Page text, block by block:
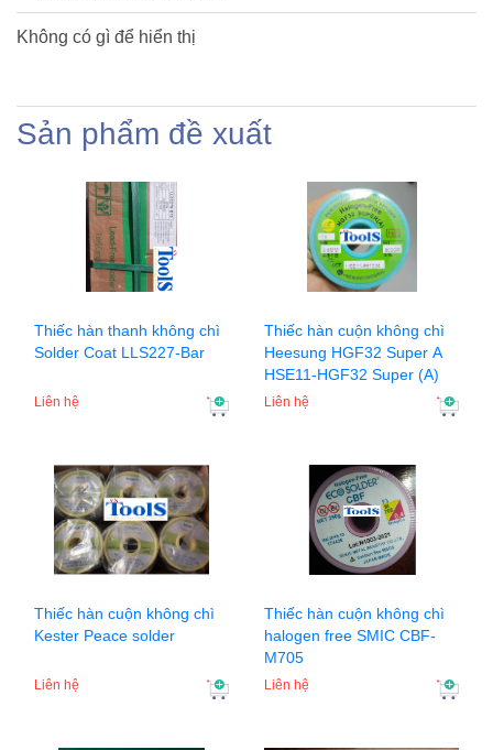
Không có gì để hiển thị
Sản phẩm đề xuất
Thiếc hàn thanh không chì
Solder Coat LLS227-Bar
Liên hệ
Thiếc hàn cuộn không chì
Heesung HGF32 Super A
HSE11-HGF32 Super (A)
Liên hệ
Thiếc hàn cuộn không chì
Kester Peace solder
Liên hệ
Thiếc hàn cuộn không chì
halogen free SMIC CBF-
M705
Liên hệ